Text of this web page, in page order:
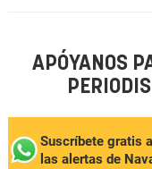
APÓYANOS
Suscríbete gratis
las alertas de